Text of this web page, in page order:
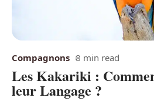
Compagnons 8 min read
Les Kakariki :
leur Langage ?